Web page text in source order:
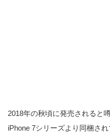
2018年の秋頃に発売されると
iPhone 7シリーズより同梱さ